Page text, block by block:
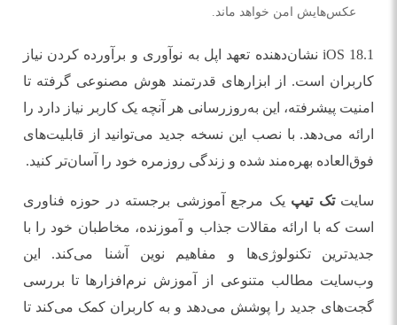
عکس‌هایش امن خواهد ماند.
iOS 18.1 نشان‌دهنده تعهد اپل به نوآوری و برآورده کردن نیاز
کاربران است. از ابزارهای قدرتمند هوش مصنوعی گرفته تا
امنیت پیشرفته، این به‌روزرسانی هر آنچه یک کاربر نیاز دارد را
ارائه می‌دهد. با نصب این نسخه جدید می‌توانید از قابلیت‌های
فوق‌العاده بهره‌مند شده و زندگی روزمره خود را آسان‌تر کنید.
سایتتک تیپ یک مرجع آموزشی برجسته در حوزه فناوری
است که با ارائه مقالات جذاب و آموزنده، مخاطبان خود را با
جدیدترین تکنولوژی‌ها و مفاهیم نوین آشنا می‌کند. این
وب‌سایت مطالب متنوعی از آموزش نرم‌افزارها تا بررسی
گجت‌های جدید را پوشش می‌دهد و به کاربران کمک می‌کند تا